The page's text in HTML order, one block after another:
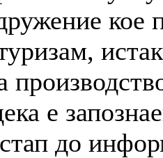
кое
е
до